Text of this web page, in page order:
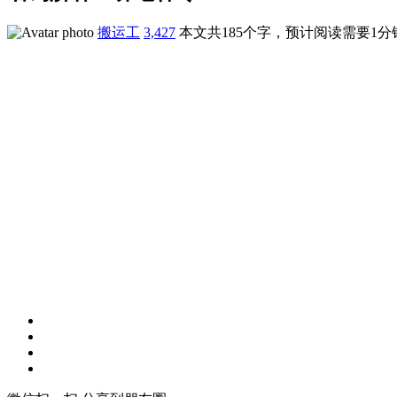
搬运工 3,427 本文共185个字，预计阅读需要1分